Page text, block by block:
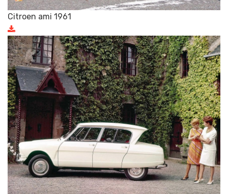
Citroen ami 1961